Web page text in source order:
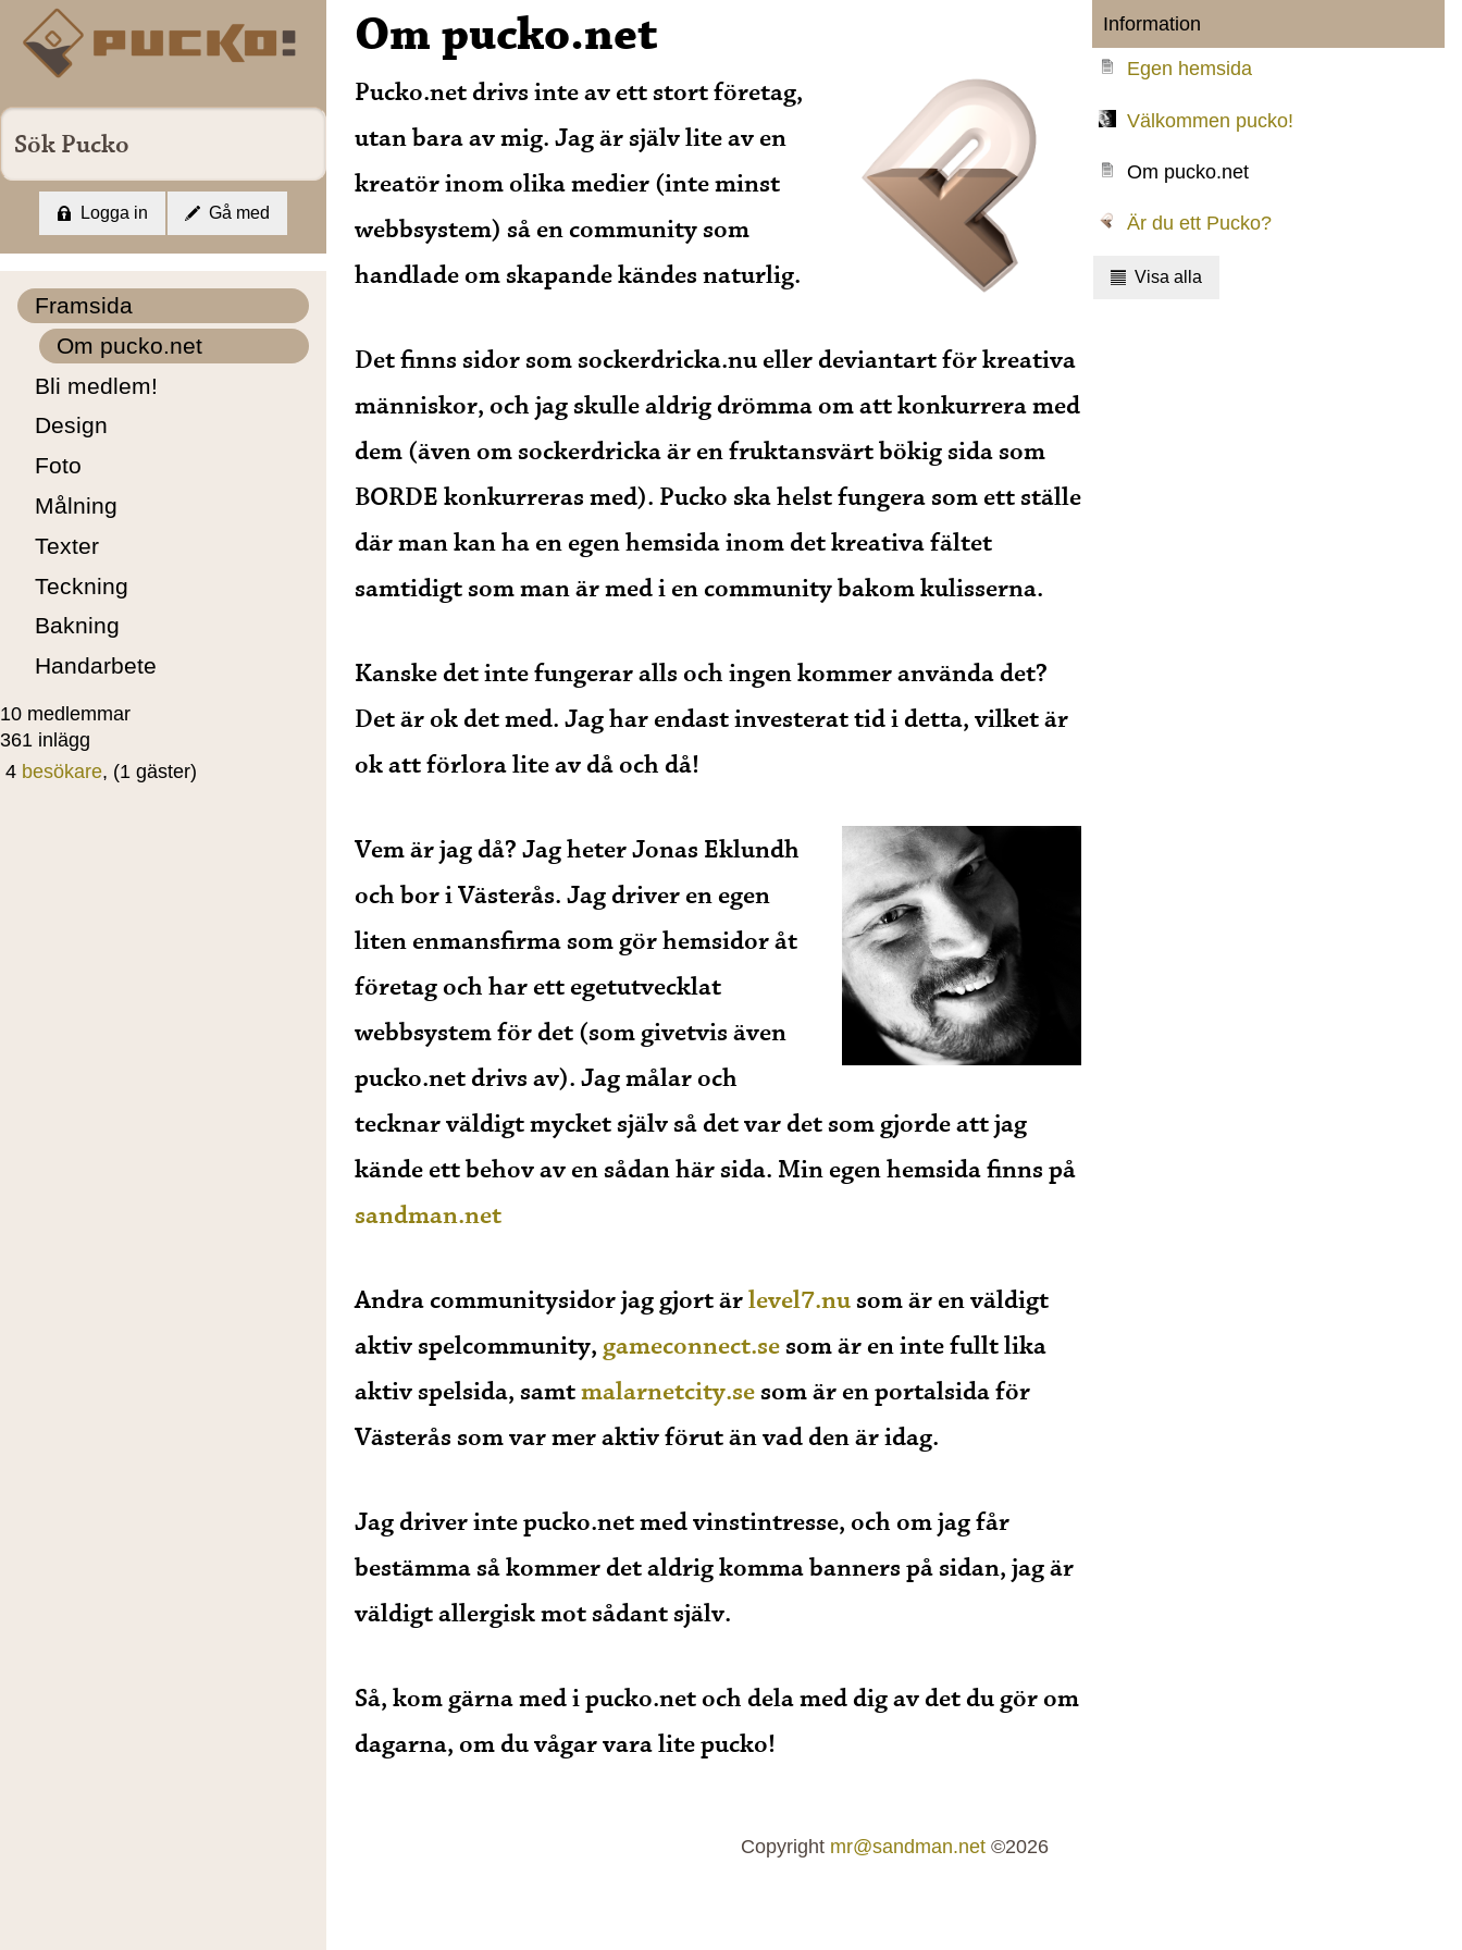
Framsida
Om pucko.net
Bli medlem!
Design
Foto
Målning
Texter
Teckning
Bakning
Handarbete
10 medlemmar
361 inlägg
4 besökare, (1 gäster)
Logga in Gå med
Om pucko.net
Pucko.net drivs inte av ett stort företag,
utan bara av mig. Jag är själv lite av en
kreatör inom olika medier (inte minst
webbsystem) så en community som
handlade om skapande kändes naturlig.
Det finns sidor som sockerdricka.nu eller deviantart för kreativa
människor, och jag skulle aldrig drömma om att konkurrera med
dem (även om sockerdricka är en fruktansvärt bökig sida som
BORDE konkurreras med). Pucko ska helst fungera som ett ställe
där man kan ha en egen hemsida inom det kreativa fältet
samtidigt som man är med i en community bakom kulisserna.
Kanske det inte fungerar alls och ingen kommer använda det?
Det är ok det med. Jag har endast investerat tid i detta, vilket är
ok att förlora lite av då och då!
Vem är jag då? Jag heter Jonas Eklundh
och bor i Västerås. Jag driver en egen
liten enmansfirma som gör hemsidor åt
företag och har ett egetutvecklat
webbsystem för det (som givetvis även
pucko.net drivs av). Jag målar och
tecknar väldigt mycket själv så det var det som gjorde att jag
kände ett behov av en sådan här sida. Min egen hemsida finns på
sandman.net
Andra communitysidor jag gjort ärlevel7.nusom är en väldigt
aktiv spelcommunity, gameconnect.sesom är en inte fullt lika
aktiv spelsida, samtmalarnetcity.sesom är en portalsida för
Västerås som var mer aktiv förut än vad den är idag.
Jag driver inte pucko.net med vinstintresse, och om jag får
bestämma så kommer det aldrig komma banners på sidan, jag är
väldigt allergisk mot sådant själv.
Så, kom gärna med i pucko.net och dela med dig av det du gör om
dagarna, om du vågar vara lite pucko!
Information
Egen hemsida
Välkommen pucko!
Om pucko.net
Är du ett Pucko?
Visa alla
Copyright mr@sandman.net©2026